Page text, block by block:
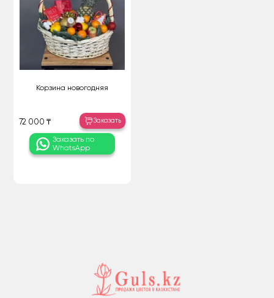
Корзина новогодняя
72 000 ₸ Заказать
Заказать по
WhatsApp